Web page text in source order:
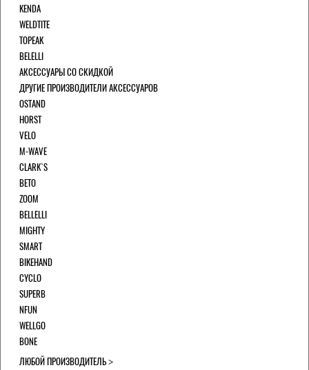
KENDA
WELDTITE
TOPEAK
BELELLI
АКСЕССУАРЫ СО СКИДКОЙ
ДРУГИЕ ПРОИЗВОДИТЕЛИ АКСЕССУАРОВ
OSTAND
HORST
VELO
M-WAVE
CLARK`S
BETO
ZOOM
BELLELLI
MIGHTY
SMART
BIKEHAND
CYCLO
SUPERB
NFUN
WELLGO
BONE
ЛЮБОЙ ПРОИЗВОДИТЕЛЬ